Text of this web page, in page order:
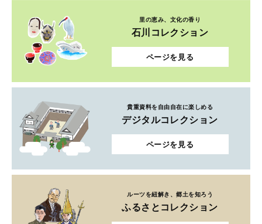
里の恵み、文化の香り
石川コレクション
ページを見る
貴重資料を自由自在に楽しめる
デジタルコレクション
ページを見る
ルーツを紐解き、郷土を知ろう
ふるさとコレクション